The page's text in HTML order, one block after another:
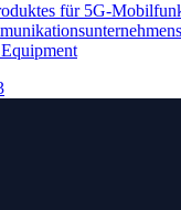
für 5G-